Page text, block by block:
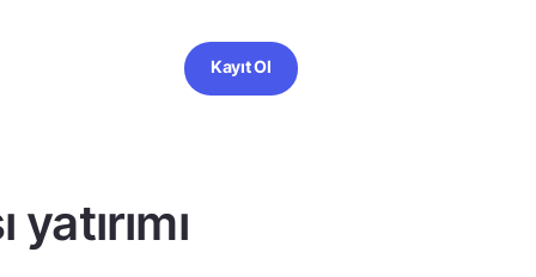
Kayıt Ol